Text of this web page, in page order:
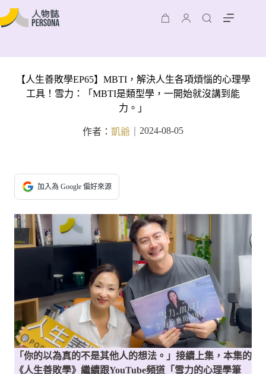
【人生善敗學EP65】MBTI，解決人生各項煩惱的心理學
工具！雪力：「MBTI是類型學，一開始就沒講到能
力。」
作者： 凱爺 2024-08-05
加入為 Google 偏好來源
「你的以為真的不是其他人的想法。」接續上集，本集的
《人生善敗學》繼續跟YouTube頻道「雪力的心理學筆